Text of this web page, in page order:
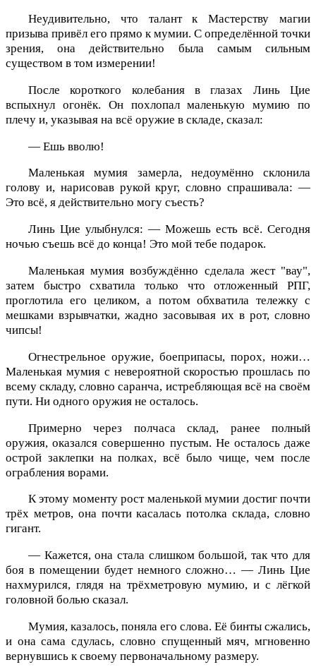
Неудивительно, что талант к Мастерству магии
призыва привёл его прямо к мумии. С определённой точки
зрения, она действительно была самым сильным
существом в том измерении!
После короткого колебания в глазах Линь Цие
вспыхнул огонёк. Он похлопал маленькую мумию по
плечу и, указывая на всё оружие в складе, сказал:
— Ешь вволю!
Маленькая мумия замерла, недоумённо склонила
голову и, нарисовав рукой круг, словно спрашивала: —
Это всё, я действительно могу съесть?
Линь Цие улыбнулся: — Можешь есть всё. Сегодня
ночью съешь всё до конца! Это мой тебе подарок.
Маленькая мумия возбуждённо сделала жест "вау",
затем быстро схватила только что отложенный РПГ,
проглотила его целиком, а потом обхватила тележку с
мешками взрывчатки, жадно засовывая их в рот, словно
чипсы!
Огнестрельное оружие, боеприпасы, порох, ножи…
Маленькая мумия с невероятной скоростью прошлась по
всему складу, словно саранча, истребляющая всё на своём
пути. Ни одного оружия не осталось.
Примерно через полчаса склад, ранее полный
оружия, оказался совершенно пустым. Не осталось даже
острой заклепки на полках, всё было чище, чем после
ограбления ворами.
К этому моменту рост маленькой мумии достиг почти
трёх метров, она почти касалась потолка склада, словно
гигант.
— Кажется, она стала слишком большой, так что для
боя в помещении будет немного сложно… — Линь Цие
нахмурился, глядя на трёхметровую мумию, и с лёгкой
головной болью сказал.
Мумия, казалось, поняла его слова. Её бинты сжались,
и она сама сдулась, словно спущенный мяч, мгновенно
вернувшись к своему первоначальному размеру.